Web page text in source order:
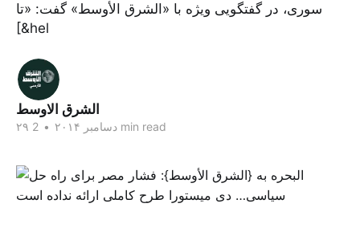
سوری، در گفتگویی ویژه با «الشرق الأوسط» گفت: «تا
[&hel
الشرق الاوسط
۲۹ دسامبر ۲۰۱۴ • 2 min read